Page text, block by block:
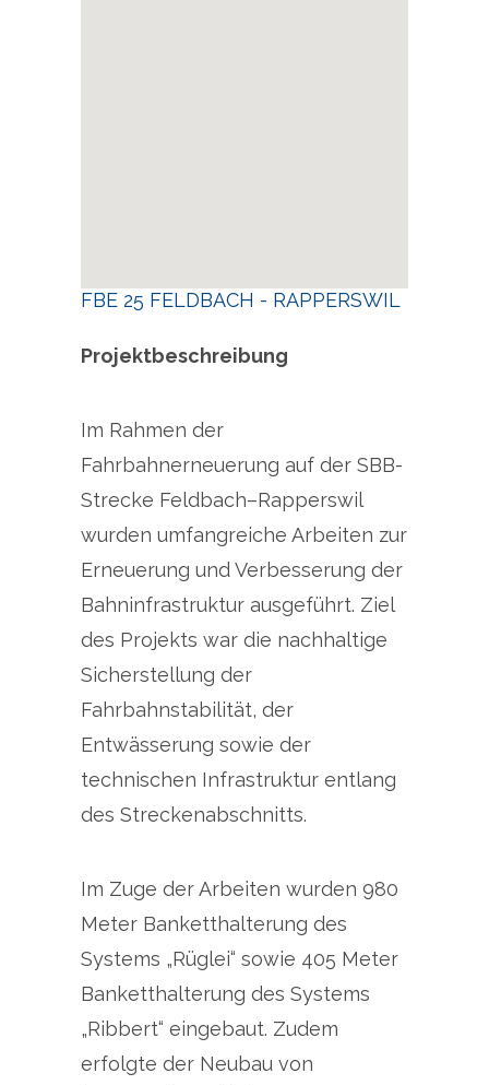
FBE 25 FELDBACH - RAPPERSWIL
Projektbeschreibung
Im Rahmen der
Fahrbahnerneuerung auf der SBB-
Strecke Feldbach–Rapperswil
wurden umfangreiche Arbeiten zur
Erneuerung und Verbesserung der
Bahninfrastruktur ausgeführt. Ziel
des Projekts war die nachhaltige
Sicherstellung der
Fahrbahnstabilität, der
Entwässerung sowie der
technischen Infrastruktur entlang
des Streckenabschnitts.
Im Zuge der Arbeiten wurden 980
Meter Banketthalterung des
Systems „Rüglei“ sowie 405 Meter
Banketthalterung des Systems
„Ribbert“ eingebaut. Zudem
erfolgte der Neubau von